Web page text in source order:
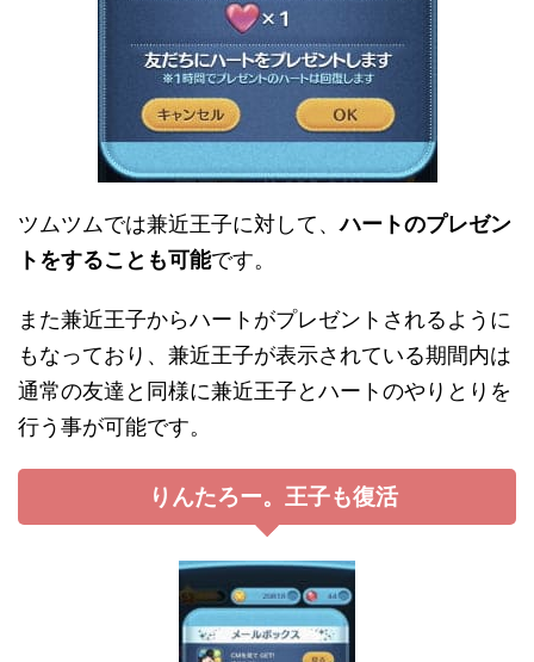
ツムツムでは兼近王子に対して、ハートのプレゼン
トをすることも可能です。
また兼近王子からハートがプレゼントされるように
もなっており、兼近王子が表示されている期間内は
通常の友達と同様に兼近王子とハートのやりとりを
行う事が可能です。
りんたろー。王子も復活